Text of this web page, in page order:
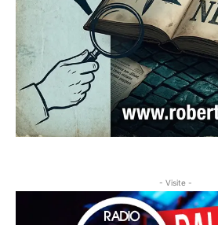
- Visite -